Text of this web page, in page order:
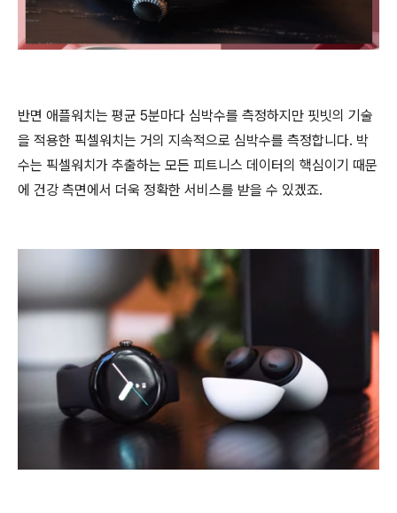
반면 애플워치는 평균 5분마다 심박수를 측정하지만 핏빗의 기술
을 적용한 픽셀워치는 거의 지속적으로 심박수를 측정합니다. 박
수는 픽셀워치가 추출하는 모든 피트니스 데이터의 핵심이기 때문
에 건강 측면에서 더욱 정확한 서비스를 받을 수 있겠죠.